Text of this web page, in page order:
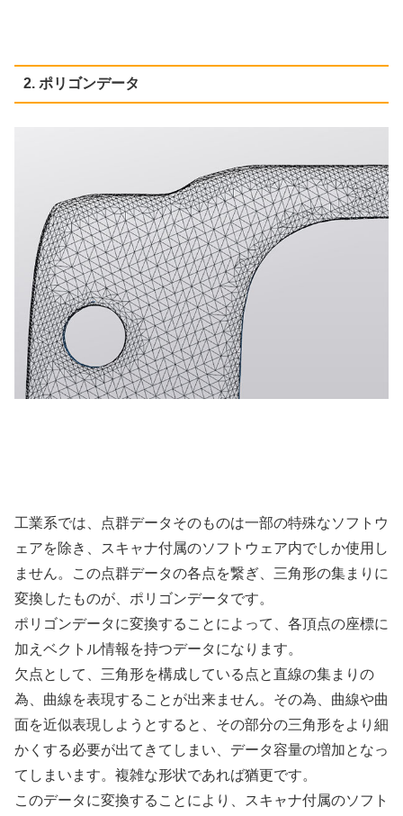
2. ポリゴンデータ
工業系では、点群データそのものは一部の特殊なソフトウ
ェアを除き、スキャナ付属のソフトウェア内でしか使用し
ません。この点群データの各点を繋ぎ、三角形の集まりに
変換したものが、ポリゴンデータです。
ポリゴンデータに変換することによって、各頂点の座標に
加えベクトル情報を持つデータになります。
欠点として、三角形を構成している点と直線の集まりの
為、曲線を表現することが出来ません。その為、曲線や曲
面を近似表現しようとすると、その部分の三角形をより細
かくする必要が出てきてしまい、データ容量の増加となっ
てしまいます。複雑な形状であれば猶更です。
このデータに変換することにより、スキャナ付属のソフト